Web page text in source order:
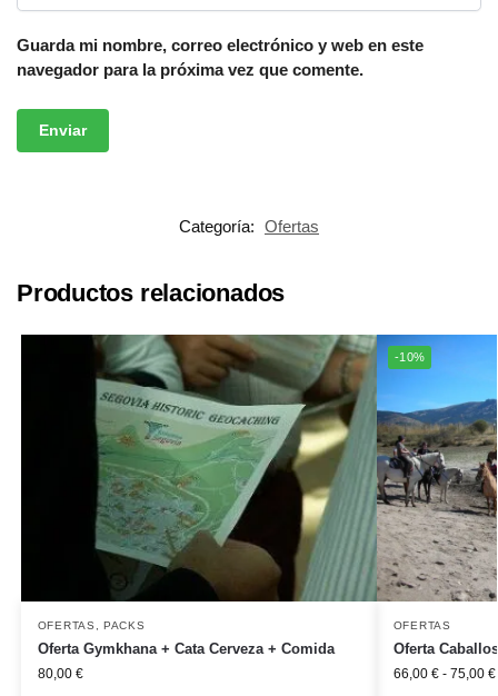
Guarda mi nombre, correo electrónico y web en este
navegador para la próxima vez que comente.
Categoría: Ofertas
Productos relacionados
OFERTAS ,PACKS
Oferta Gymkhana + Cata Cerveza + Comida
80,00 €
-10%
OFERTAS
Oferta
66,00 € - 75,00 €